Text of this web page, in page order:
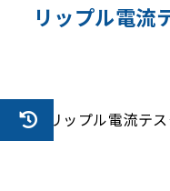
リップル電